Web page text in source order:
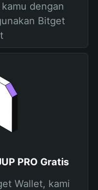
dengan
Bitget
PRO Gratis
Wallet, kami